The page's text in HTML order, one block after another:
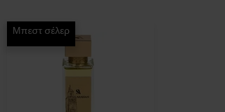
Μπεστ σέλερ